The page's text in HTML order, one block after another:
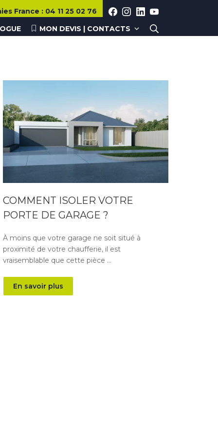
France : 04 11 25 02 76 FACEBOOK
INSTAGRAM
LINKEDIN
YOUTUBE
MON DEVIS | CONTACTS
COMMENT ISOLER VOTRE
PORTE DE GARAGE ?
À moins que votre garage ne soit situé à
proximité de votre chaufferie, il est
vraisemblable que cette pièce …
En savoir plus